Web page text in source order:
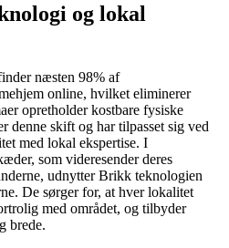
og lokal
næsten 98% af
online, hvilket eliminerer
opretholder kostbare fysiske
denne skift og har tilpasset sig ved
med lokal ekspertise. I
som videresender deres
udnytter Brikk teknologien
De sørger for, at hver lokalitet
med området, og tilbyder
brede.